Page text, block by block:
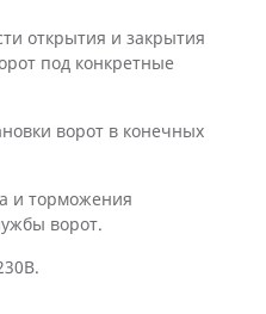
открытия и закрытия
под конкретные
ворот в конечных
и торможения
ворот.